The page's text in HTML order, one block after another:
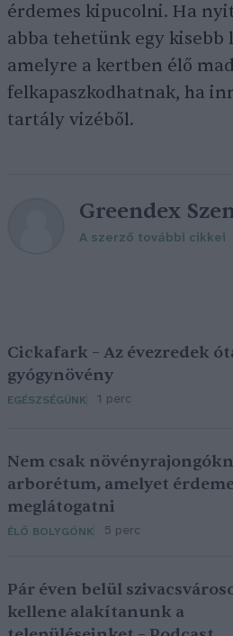
érdemes kipucolni. Ha
abba tehetünk egy kisebb
amelyre a kertben élő
felkapaszkodhatnak, ha
tartály vizéből.
Greendex
A szerző további cikkei
Cickafark – Az évezredek
gyógynövény
EGÉSZSÉGÜNK 1 perc
Nem csak
arborétum, amelyet
meglátogatni
ÉLŐ BOLYGÓNK 5 perc
Pár éven belül
kellene alakítanunk a